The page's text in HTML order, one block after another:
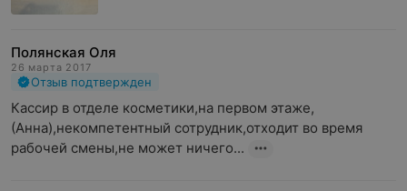
Полянская Оля
26 марта 2017
Отзыв подтвержден
Кассир в отделе косметики,на первом этаже,
(Анна),некомпетентный сотрудник,отходит во время
рабочей смены,не может ничего...